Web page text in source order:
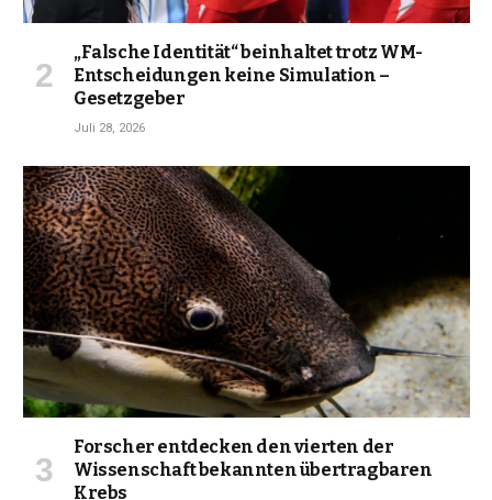
„Falsche Identität“ beinhaltet trotz WM-
Entscheidungen keine Simulation –
Gesetzgeber
Juli 28, 2026
Forscher entdecken den vierten der
Wissenschaft bekannten übertragbaren
Krebs